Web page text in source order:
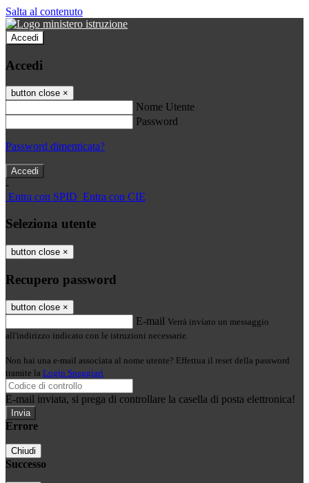
Salta al contenuto
Accedi
Accedi
button close ×
Nome Utente
Password
Password dimenticata?
-
Entra con SPID Entra con CIE
Seleziona utente
button close ×
Recupero password
button close ×
E-mail Verrà inviato un messaggio
all'indirizzo indicato con le istruzioni necessarie.
Non hai una e-mail associata al nome utente? Effettua il reset della password
tramite la Login Spaggiari
E-mail inviata, si prega di controllare la casella di posta elettronica!
Errore
Chiudi
Successo